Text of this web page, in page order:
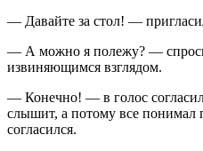
— Давайте за стол! —
— А можно я полежу? —
извиняющимся взглядом.
— Конечно! — в голос
слышит, а потому все понимал
согласился.